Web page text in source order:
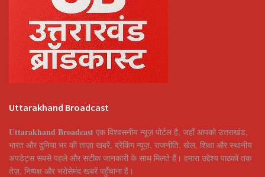
Uttarakhand Broadcast
Uttarakhand Broadcast एक विश्वसनीय न्यूज़ पोर्टल है, जहाँ आपको उत्तराखंड,
भारत और दुनिया भर की ताज़ा खबरें, ब्रेकिंग न्यूज़, राजनीति, खेल, शिक्षा और स्थानीय
अपडेट्स सबसे पहले और सटीक जानकारी के साथ मिलते हैं। हमारा उद्देश्य पाठकों तक
तेज़, निष्पक्ष और भरोसेमंद खबरें पहुँचाना है।